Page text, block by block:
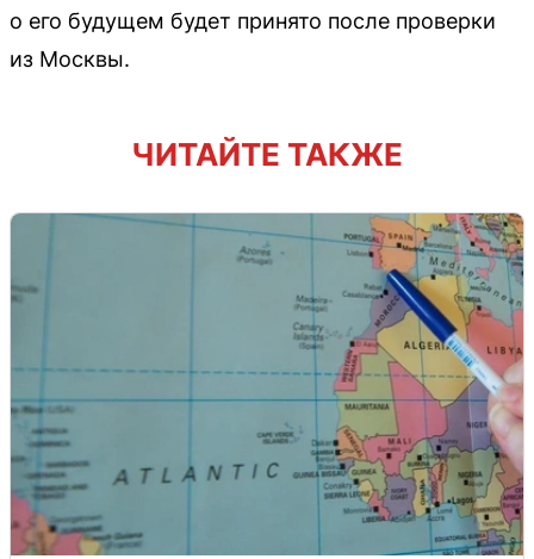
о его будущем будет принято после проверки
из Москвы.
ЧИТАЙТЕ ТАКЖЕ